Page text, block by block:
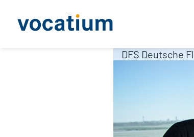
DFS Deutsche